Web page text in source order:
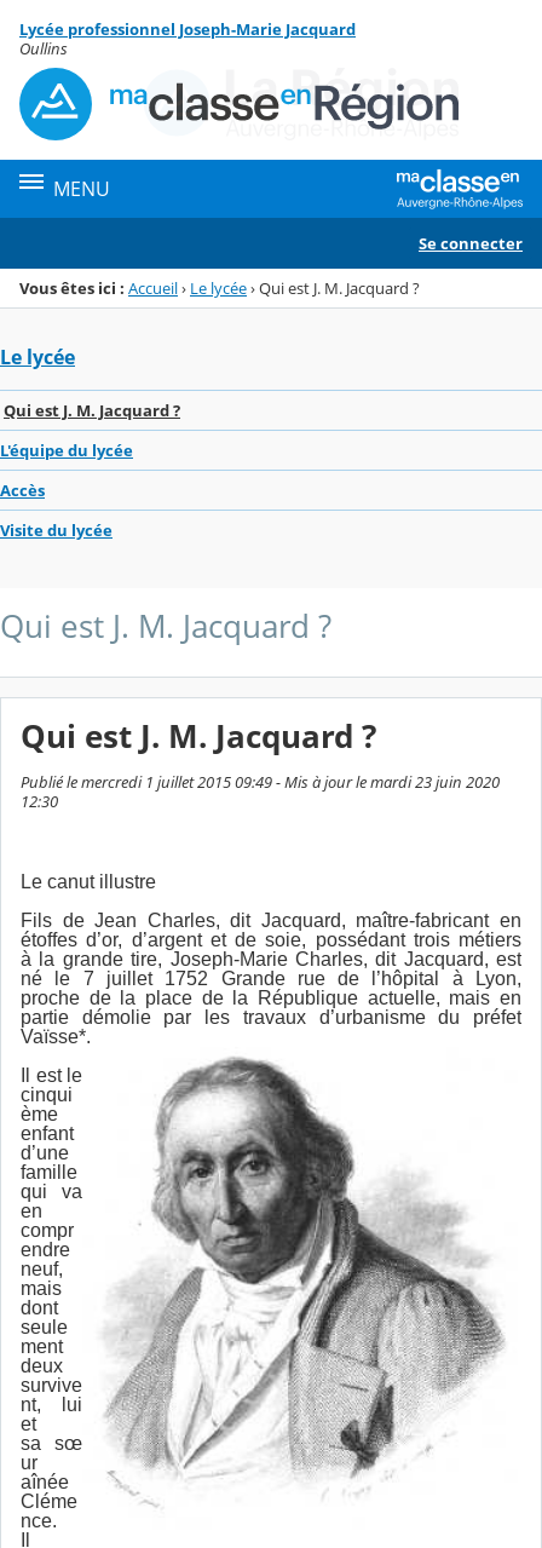
Menu de la rubrique
Contenu
Lycée professionnel Joseph-Marie Jacquard
Oullins
MENU
Se connecter
Vous êtes ici : Accueil› Le lycée›Qui est J. M. Jacquard ?
Le lycée
Qui est J. M. Jacquard ?
L'équipe du lycée
Accès
Visite du lycée
Qui est J. M. Jacquard ?
Qui est J. M. Jacquard ?
Publié le mercredi 1 juillet 2015 09:49 - Mis à jour le mardi 23 juin 2020
12:30
Le canut illustre
Fils de Jean Charles, dit Jacquard, maître-fabricant en
étoffes d’or, d’argent et de soie, possédant trois métiers
à la grande tire, Joseph-Marie Charles, dit Jacquard, est
né le 7 juillet 1752 Grande rue de l’hôpital à Lyon,
proche de la place de la République actuelle, mais en
partie démolie par les travaux d’urbanisme du préfet
Vaïsse*.
Il est le
cinqui
ème
enfant
d’une
famille
qui va
en
compr
endre
neuf,
mais
dont
seule
ment
deux
survive
nt, lui
et
sa sœ
ur
aînée
Cléme
nce.